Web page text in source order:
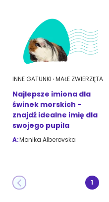
INNE GATUNKI MAŁE ZWIERZĘTA
Najlepsze imiona dla
świnek morskich -
znajdź idealne imię dla
swojego pupila
A:Monika Alberovska
1